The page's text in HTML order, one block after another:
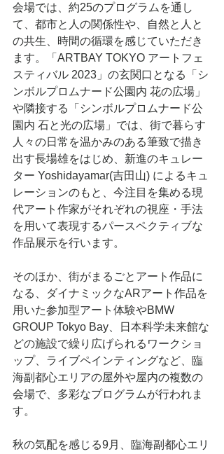
会場では、約25のプログラムを通し
て、都市と人の関係性や、自然と人と
の共生、時間の循環を感じていただき
ます。「ARTBAY TOKYO アートフェ
スティバル 2023」の玄関口となる「シ
ンボルプロムナード公園内 花の広場」
や隣接する「シンボルプロムナード公
園内 石と光の広場」では、街で暮らす
人々の日常を温かみのある筆致で描き
出す長場雄をはじめ、新進のキュレー
ター Yoshidayamar(吉田山) によるキュ
レーションのもと、今注目を集める現
代アート作家がそれぞれの視座・手法
を用いて表現するパースペクティブな
作品展示を行います。
そのほか、街がまるごとアート作品に
なる、ダイナミックなARアート作品を
用いた参加型アート体験やBMW
GROUP Tokyo Bay、日本科学未来館な
どの施設で繰り広げられるワークショ
ップ、ライブペインティングなど、臨
海副都心エリアの屋外や屋内の複数の
会場で、多彩なプログラムが行われま
す。
秋の気配を感じる9月、臨海副都心エリ